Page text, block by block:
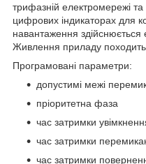
трифазній електромережі
цифрових індикаторах для
навантаження здійснюється
Живлення приладу походить
Програмовані параметри:
допустимі межі
пріоритетна фаза
час затримки
час затримки
час затримки